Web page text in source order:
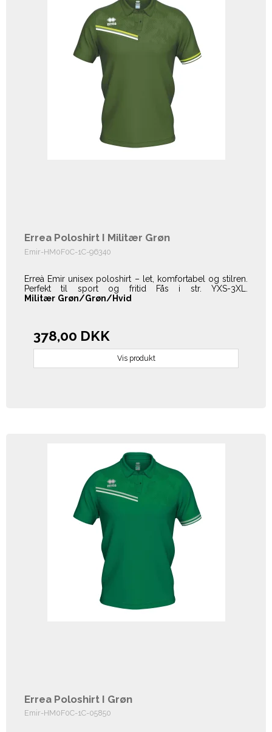
Errea Poloshirt I Militær Grøn
Emir-HM0F0C-1C-96340
Erreà Emir unisex poloshirt – let, komfortabel og stilren.
Perfekt til sport og fritid Fås i str. YXS-3XL.
Militær Grøn/Grøn/Hvid
378,00 DKK
Vis produkt
Errea Poloshirt I Grøn
Emir-HM0F0C-1C-05850